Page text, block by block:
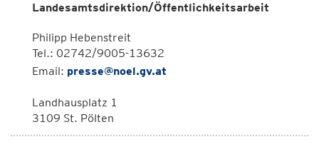
Landesamtsdirektion/Öffentlichkeitsarbeit
Philipp Hebenstreit
Tel.: 02742/9005-13632
Email: presse@noel.gv.at
Landhausplatz 1
3109 St. Pölten